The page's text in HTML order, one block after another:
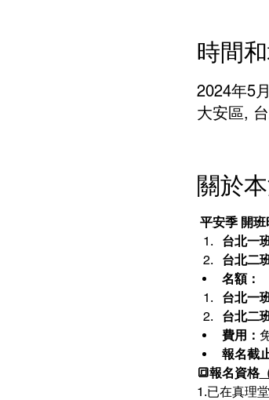
時間
2024年5
大安區,
關於
平安季 開
台北一
台北二
名額：
台北一
台北二
費用：
報名截
🔳報名資格
1.已在真理